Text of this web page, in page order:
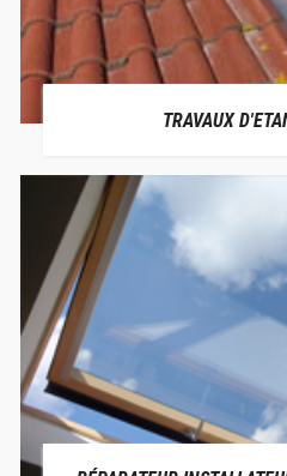
TRAVAUX